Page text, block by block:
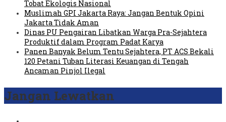
Tobat Ekologis Nasional
Muslimah GPI Jakarta Raya: Jangan Bentuk Opini
Jakarta Tidak Aman
Dinas PU Pengairan Libatkan Warga Pra-Sejahtera
Produktif dalam Program Padat Karya
Panen Banyak Belum Tentu Sejahtera, PT ACS Bekali
120 Petani Tuban Literasi Keuangan di Tengah
Ancaman Pinjol Ilegal
Jangan Lewatkan